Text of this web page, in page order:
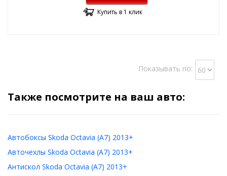
Купить в 1 клик
Показывать по:
Также посмотрите на ваш авто:
Автобоксы Skoda Octavia (A7) 2013+
Авточехлы Skoda Octavia (A7) 2013+
Антискол Skoda Octavia (A7) 2013+